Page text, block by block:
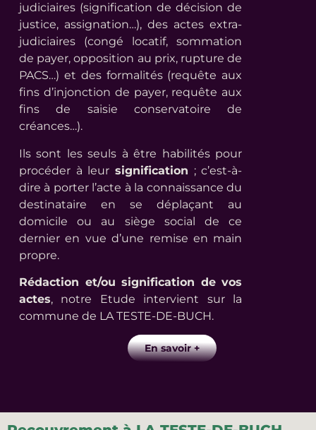
judiciaires (signification de décision de
justice, assignation…), des actes extra-
judiciaires (congé locatif, sommation
de payer, opposition au prix, rupture de
PACS…) et des formalités (requête aux
fins d’injonction de payer, requête aux
fins de saisie conservatoire de
créances…).
Ils sont les seuls à être habilités pour
procéder à leur signification ; c’est-à-
dire à porter l’acte à la connaissance du
destinataire en se déplaçant au
domicile ou au siège social de ce
dernier en vue d’une remise en main
propre.
Rédaction et/ou signification de vos
actes, notre Etude intervient sur la
commune de LA TESTE-DE-BUCH.
En savoir +